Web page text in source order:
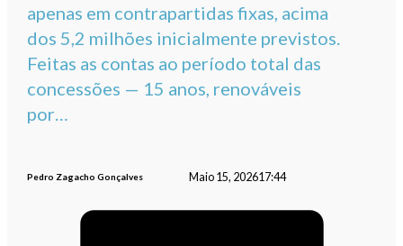
apenas em contrapartidas fixas, acima
dos 5,2 milhões inicialmente previstos.
Feitas as contas ao período total das
concessões — 15 anos, renováveis
por…
Pedro Zagacho Gonçalves Maio 15, 202617:44